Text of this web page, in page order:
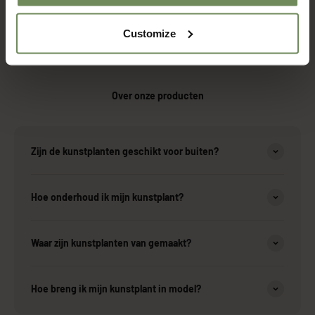
Customize
Hoe zit het met retourneren?
Over onze producten
Zijn de kunstplanten geschikt voor buiten?
Hoe onderhoud ik mijn kunstplant?
Waar zijn kunstplanten van gemaakt?
Hoe breng ik mijn kunstplant in model?